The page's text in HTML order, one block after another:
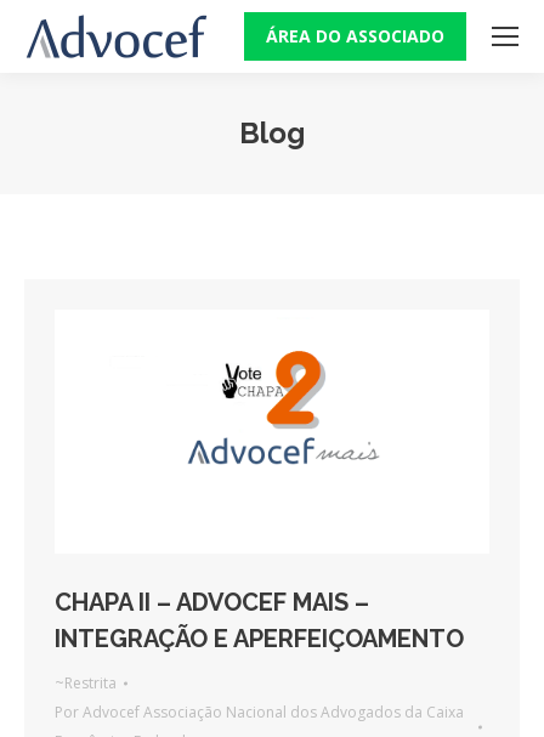
ÁREA DO ASSOCIADO
Blog
CHAPA II – ADVOCEF MAIS –
INTEGRAÇÃO E APERFEIÇOAMENTO
~Restrita
PorAdvocef Associação Nacional dos Advogados da Caixa